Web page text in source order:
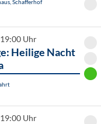
Schafferhof
Uhr
Heilige Nacht
Uhr